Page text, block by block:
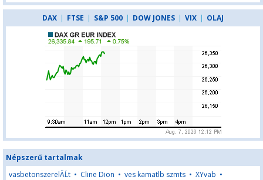
DAX | FTSE | S&P 500 | DOW JONES | VIX | OLAJ
Népszerű tartalmak
vasbetonszerelÄĹt • Cline Dion • ves kamatlb szmts • XYvab •